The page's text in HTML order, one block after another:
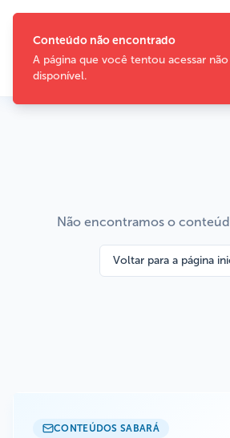
Conteúdo não encontrado
A página que você tentou acessar
disponível.
Não encontramos o
Voltar para a página
CONTEÚDOS SABARÁ